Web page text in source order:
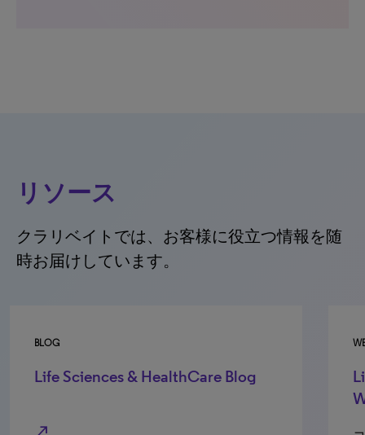
リソース
クラリベイトでは、お客様に役立つ情報を随
時お届けしています。
BLOG
Life Sciences & HealthCare Blog